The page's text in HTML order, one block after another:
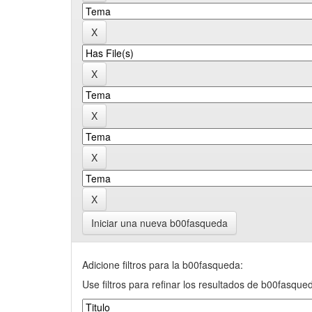
Iniciar una nueva b00fasqueda
Adicione filtros para la b00fasqueda:
Use filtros para refinar los resultados de